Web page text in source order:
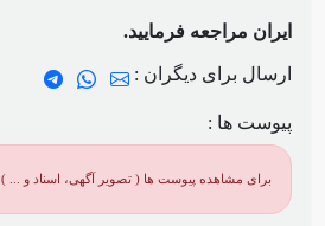
ایران مراجعه فرمایید.
ارسال برای دیگران :
پیوست ها :
برای مشاهده پیوست ها ( تصویر آگهی، اسناد و ... )